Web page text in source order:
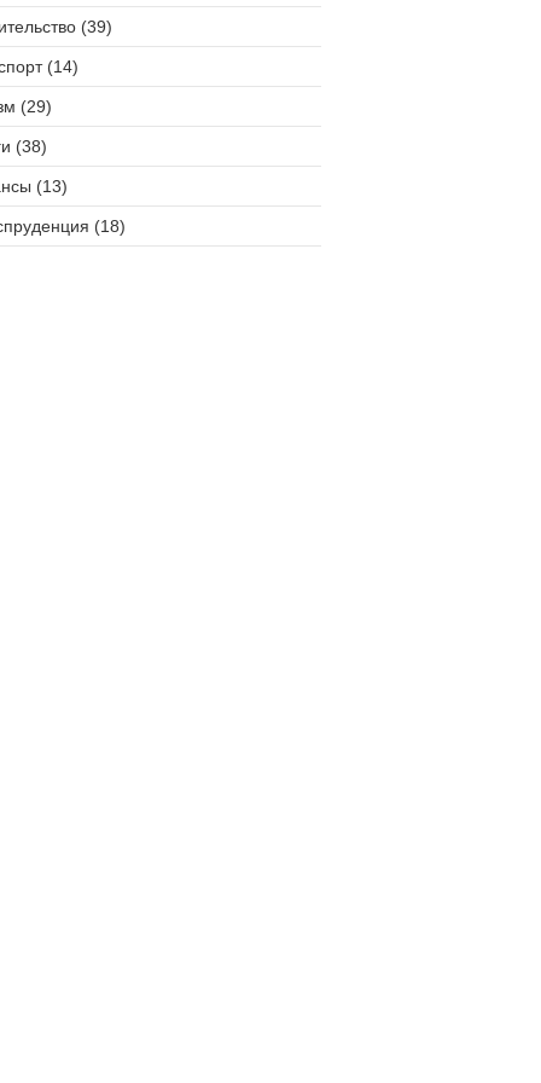
(39)
(14)
(29)
(38)
(13)
(18)